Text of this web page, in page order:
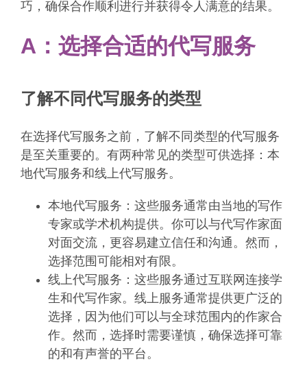
巧，确保合作顺利进行并获得令人满意的结果。
A： 选择合适的代写服务
了解不同代写服务的类型
在选择代写服务之前，了解不同类型的代写服务
是至关重要的。有两种常见的类型可供选择：本
地代写服务和线上代写服务。
本地代写服务：这些服务通常由当地的写作
专家或学术机构提供。你可以与代写作家面
对面交流，更容易建立信任和沟通。然而，
选择范围可能相对有限。
线上代写服务：这些服务通过互联网连接学
生和代写作家。线上服务通常提供更广泛的
选择，因为他们可以与全球范围内的作家合
作。然而，选择时需要谨慎，确保选择可靠
的和有声誉的平台。